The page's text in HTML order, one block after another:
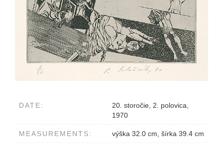
DATE:
20. storočie, 2. polovica,
1970
MEASUREMENTS: výška 32.0 cm, šírka 39.4 cm